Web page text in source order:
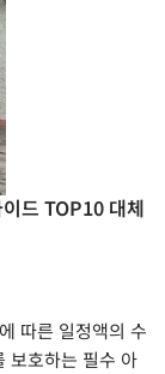
드 TOP10 대체
따른 일정액의 수
보호하는 필수 아